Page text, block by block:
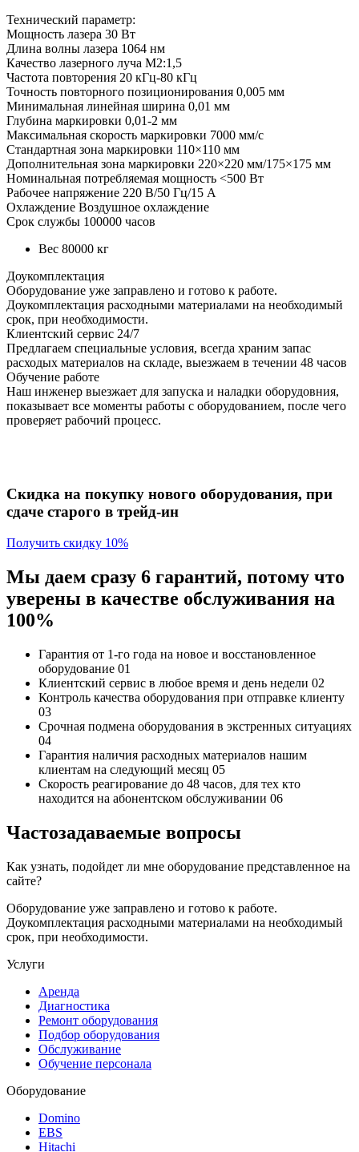
Технический параметр:
Мощность лазера 30 Вт
Длина волны лазера 1064 нм
Качество лазерного луча M2:1,5
Частота повторения 20 кГц-80 кГц
Точность повторного позиционирования 0,005 мм
Минимальная линейная ширина 0,01 мм
Глубина маркировки 0,01-2 мм
Максимальная скорость маркировки 7000 мм/с
Стандартная зона маркировки 110×110 мм
Дополнительная зона маркировки 220×220 мм/175×175 мм
Номинальная потребляемая мощность <500 Вт
Рабочее напряжение 220 В/50 Гц/15 А
Охлаждение Воздушное охлаждение
Срок службы 100000 часов
Вес 80000 кг
Доукомплектация
Оборудование уже заправлено и готово к работе.
Доукомплектация расходными материалами на необходимый
срок, при необходимости.
Клиентский сервис 24/7
Предлагаем специальные условия, всегда храним запас
расходых материалов на складе, выезжаем в течении 48 часов
Обучение работе
Наш инженер выезжает для запуска и наладки оборудовния,
показывает все моменты работы с оборудованием, после чего
проверяет рабочий процесс.
Скидка на покупку нового оборудования, при
сдаче старого в трейд-ин
Получить скидку 10%
Мы даем сразу 6 гарантий, потому что
уверены в качестве обслуживания на
100%
Гарантия от 1-го года на новое и восстановленное
оборудование 01
Клиентский сервис в любое время и день недели 02
Контроль качества оборудования при отправке клиенту
03
Срочная подмена оборудования в экстренных ситуациях
04
Гарантия наличия расходных материалов нашим
клиентам на следующий месяц 05
Скорость реагирование до 48 часов, для тех кто
находится на абонентском обслуживании 06
Частозадаваемые вопросы
Как узнать, подойдет ли мне оборудование представленное на
сайте?
Оборудование уже заправлено и готово к работе.
Доукомплектация расходными материалами на необходимый
срок, при необходимости.
Услуги
Аренда
Диагностика
Ремонт оборудования
Подбор оборудования
Обслуживание
Обучение персонала
Оборудование
Domino
EBS
Hitachi